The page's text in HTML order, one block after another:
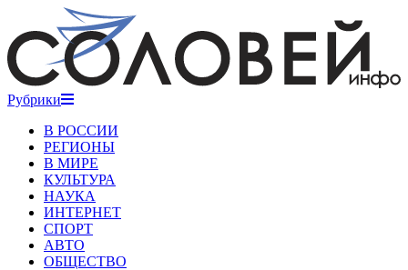
Рубрики
В РОССИИ
РЕГИОНЫ
В МИРЕ
КУЛЬТУРА
НАУКА
ИНТЕРНЕТ
СПОРТ
АВТО
ОБЩЕСТВО